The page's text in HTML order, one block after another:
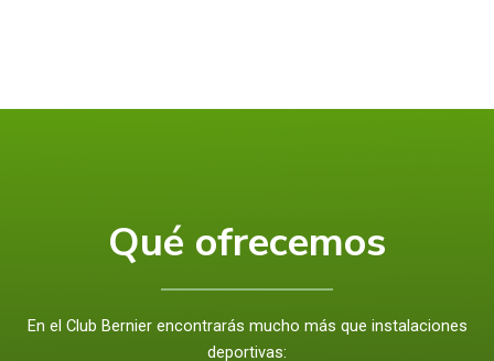
Qué ofrecemos
En el Club Bernier encontrarás mucho más que instalaciones
deportivas: